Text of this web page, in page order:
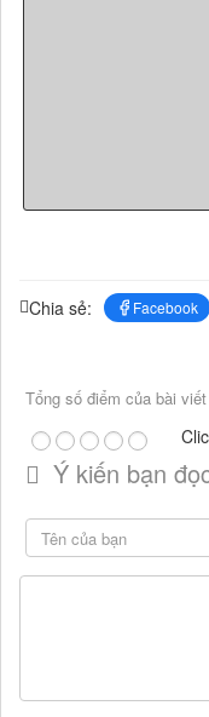
Chia sẻ: Facebook
Tổng số điểm của bài
Ý kiến bạn